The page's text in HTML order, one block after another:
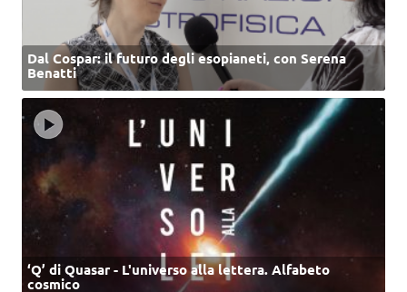
Dal Cospar: il futuro degli esopianeti, con Serena
Benatti
‘Q’ di Quasar - L'universo alla lettera. Alfabeto
cosmico